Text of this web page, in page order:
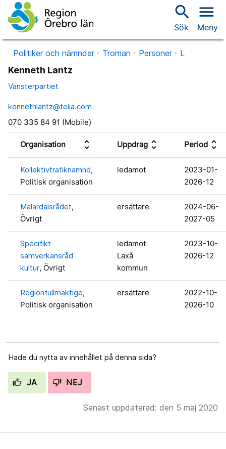
search
Sök
menu
Meny
Politiker och nämnder Troman Personer L
Kenneth Lantz
Vänsterpartiet
kennethlantz@telia.com
070 335 84 91 (Mobile)
Organisation unfold_more Uppdrag unfold_more Period unfold_more
Kollektivtrafiknämnd,
Politisk organisation
ledamot
2023-01-
2026-12
Mälardalsrådet,
Övrigt
ersättare
2024-06-
2027-05
Specifikt
samverkansråd
kultur, Övrigt
ledamot
Laxå
kommun
2023-10-
2026-12
Regionfullmäktige,
Politisk organisation
ersättare
2022-10-
2026-10
Hade du nytta av innehållet på denna sida?
JA NEJ
Senast uppdaterad: den 5 maj 2020